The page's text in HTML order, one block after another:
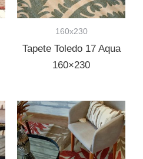
160x230
Tapete Toledo 17 Aqua
160×230